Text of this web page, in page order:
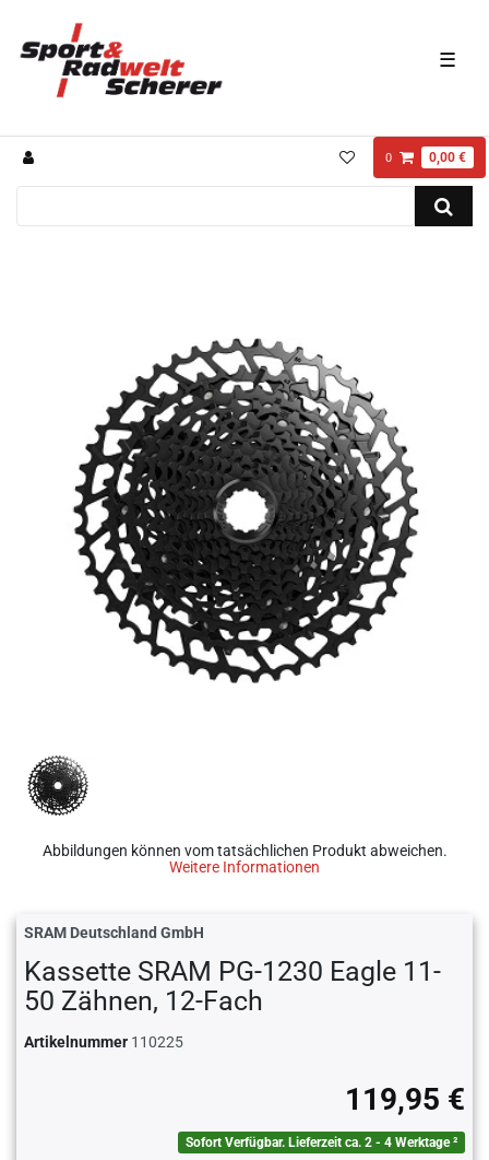
☰
0 0,00 €
Abbildungen können vom tatsächlichen Produkt abweichen.
Weitere Informationen
SRAM Deutschland GmbH
Kassette SRAM PG-1230 Eagle 11-
50 Zähnen, 12-Fach
Artikelnummer 110225
119,95 €
Sofort Verfügbar. Lieferzeit ca. 2 - 4 Werktage ²